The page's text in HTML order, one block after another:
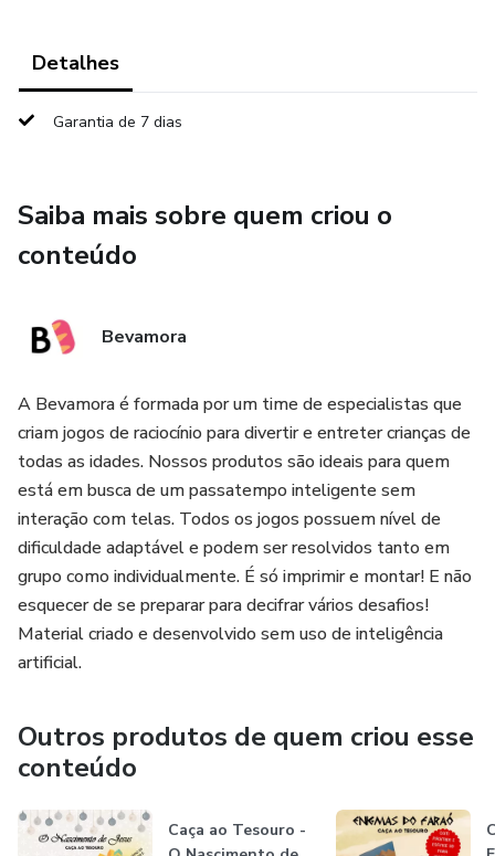
Detalhes
Garantia de 7 dias
Saiba mais sobre quem criou o
conteúdo
Bevamora
A Bevamora é formada por um time de especialistas que
criam jogos de raciocínio para divertir e entreter crianças de
todas as idades. Nossos produtos são ideais para quem
está em busca de um passatempo inteligente sem
interação com telas. Todos os jogos possuem nível de
dificuldade adaptável e podem ser resolvidos tanto em
grupo como individualmente. É só imprimir e montar! E não
esquecer de se preparar para decifrar vários desafios!
Material criado e desenvolvido sem uso de inteligência
artificial.
Outros produtos de quem criou esse
conteúdo
Caça ao Tesouro -